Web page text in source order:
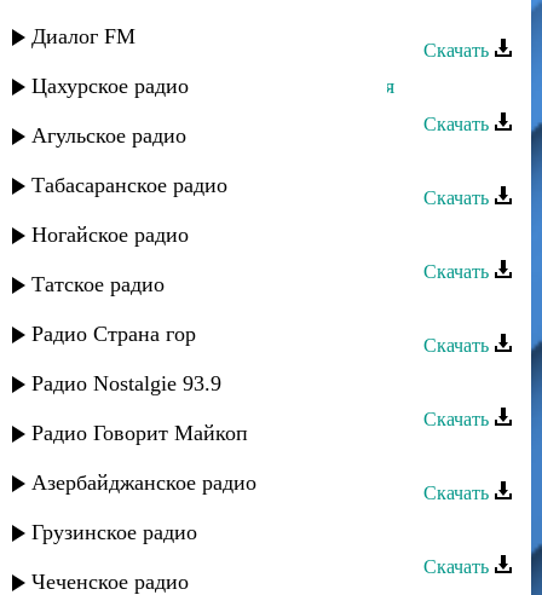
Диалог FM
Цахурское радио
Агульское радио
Табасаранское радио
Ногайское радио
Татское радио
Радио Страна гор
Радио Nostalgie 93.9
Радио Говорит Майкоп
Азербайджанское радио
Грузинское радио
Чеченское радио
Скачать
Лейла Алиева - Армянская быстрая
Скачать
Скачать
Лейла Алиева - Любовь не шутка
Скачать
Скачать
Лейла Алиева - Калина
Скачать
Скачать
Лейла Алиева - День рождения
Скачать